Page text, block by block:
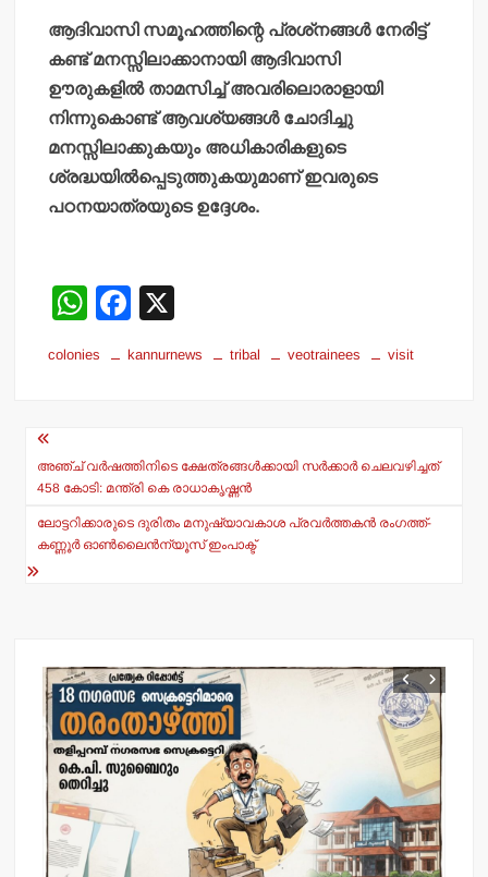
ആദിവാസി സമൂഹത്തിന്റെ പ്രശ്‌നങ്ങള്‍ നേരിട്ട്
കണ്ട് മനസ്സിലാക്കാനായി ആദിവാസി
ഊരുകളില്‍ താമസിച്ച് അവരിലൊരാളായി
നിന്നുകൊണ്ട് ആവശ്യങ്ങള്‍ ചോദിച്ചു
മനസ്സിലാക്കുകയും അധികാരികളുടെ
ശ്രദ്ധയില്‍പ്പെടുത്തുകയുമാണ് ഇവരുടെ
പഠനയാത്രയുടെ ഉദ്ദേശം.
W
at
p
p
F
c
o
o
k
colonies kannurnews tribal veotrainees visit
Post
navigation
അഞ്ച് വര്‍ഷത്തിനിടെ ക്ഷേത്രങ്ങള്‍ക്കായി സര്‍ക്കാര്‍ ചെലവഴിച്ചത്
458 കോടി: മന്ത്രി കെ രാധാകൃഷ്ണന്‍
ലോട്ടറിക്കാരുടെ ദുരിതം മനുഷ്യാവകാശ പ്രവര്‍ത്തകന്‍ രംഗത്ത്-
കണ്ണൂര്‍ ഓണ്‍ലൈന്‍ന്യൂസ് ഇംപാക്ട്